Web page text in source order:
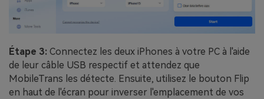
Étape 3: Connectez les deux iPhones à votre PC à l'aide
de leur câble USB respectif et attendez que
MobileTrans les détecte. Ensuite, utilisez le bouton Flip
en haut de l'écran pour inverser l'emplacement de vos